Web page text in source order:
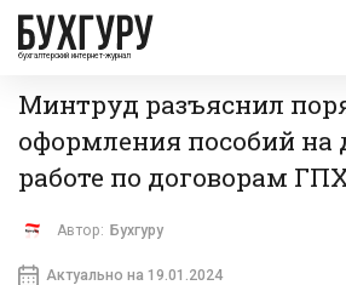
бухгалтерский интернет-журнал
Минтруд разъяснил
оформления пособий на
работе по договорам
Автор: Бухгуру
Актуально на 19.01.2024